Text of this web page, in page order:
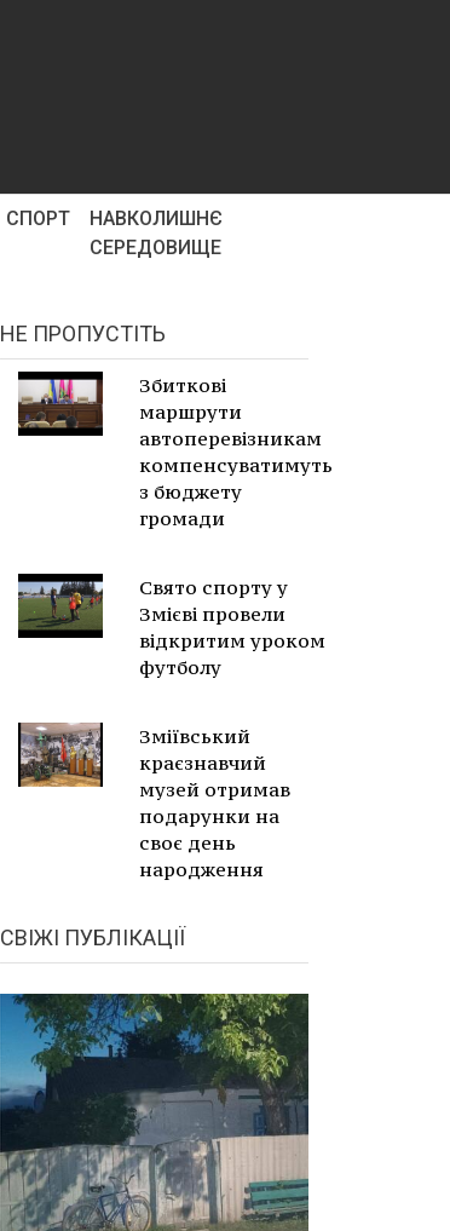
СПОРТ
НАВКОЛИШНЄ
СЕРЕДОВИЩЕ
НЕ ПРОПУСТІТЬ
Збиткові
маршрути
автоперевізникам
компенсуватимуть
з бюджету
громади
Свято спорту у
Змієві провели
відкритим уроком
футболу
Зміївський
краєзнавчий
музей отримав
подарунки на
своє день
народження
СВІЖІ ПУБЛІКАЦІЇ